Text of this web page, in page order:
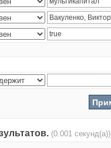
(0.001 секунд(а))